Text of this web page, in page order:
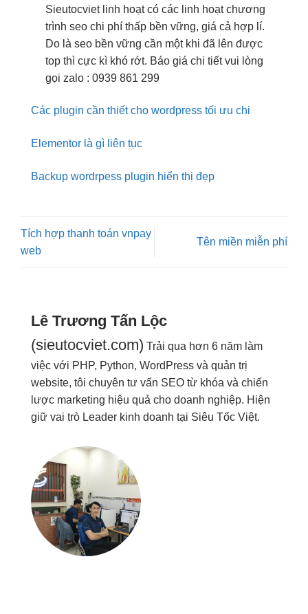
Sieutocviet linh hoạtcó các linh hoạtchương
trình seo chi phí thấpbền vững, giá cả hợp lí.
Do là seo bền vững cần một khi đã lên được
top thì cực kì khó rớt. Báo giá chi tiết vui lòng
gọi zalo : 0939 861 299
Các plugin cần thiết cho wordpress tối ưu chi
Elementor là gì liên tục
Backup wordrpess plugin hiển thị đẹp
Tích hợp thanh toán vnpay
web
Tên miền miễn phí
Lê Trương Tấn Lộc
(sieutocviet.com) Trải qua hơn 6 năm làm
việc với PHP, Python, WordPress và quản trị
website, tôi chuyên tư vấn SEO từ khóa và chiến
lược marketing hiệu quả cho doanh nghiệp. Hiện
giữ vai trò Leader kinh doanh tại Siêu Tốc Việt.